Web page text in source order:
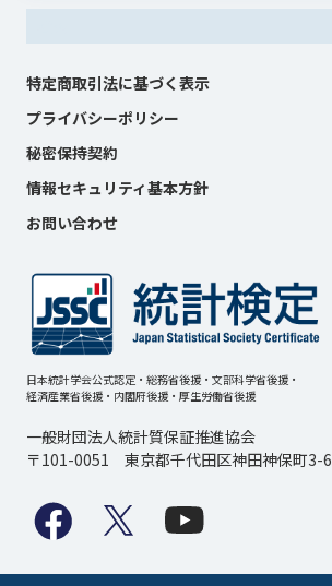
特定商取引法に基づく表示
プライバシーポリシー
秘密保持契約
情報セキュリティ基本方針
お問い合わせ
日本統計学会公式認定・総務省後援・文部科学省後援・
経済産業省後援・内閣府後援・厚生労働省後援
一般財団法人統計質保証推進協会
〒101-0051 東京都千代田区神田神保町3-6